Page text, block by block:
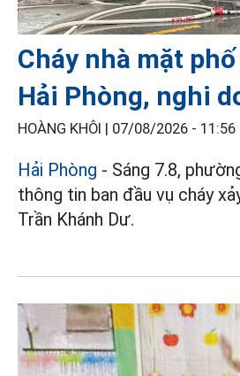
Cháy nhà mặt
Hải Phòng, nghi
HOÀNG KHÔI | 07/08/2026 - 11:56
Hải Phòng - Sáng 7.8,
thông tin ban đầu vụ cháy
Trần Khánh Dư.